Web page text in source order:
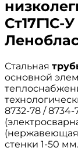
Ст17Г1С-
Стальная
основной
8732-78 /
стенки 1-50 мм.